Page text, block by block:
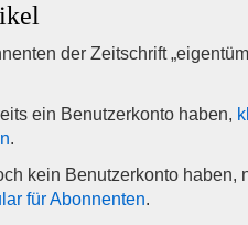
der Zeitschrift
ein Benutzerkonto haben,
.
kein Benutzerkonto haben,
für Abonnenten.